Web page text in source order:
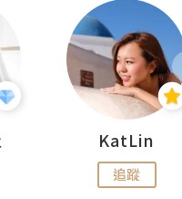
KatLin
追蹤